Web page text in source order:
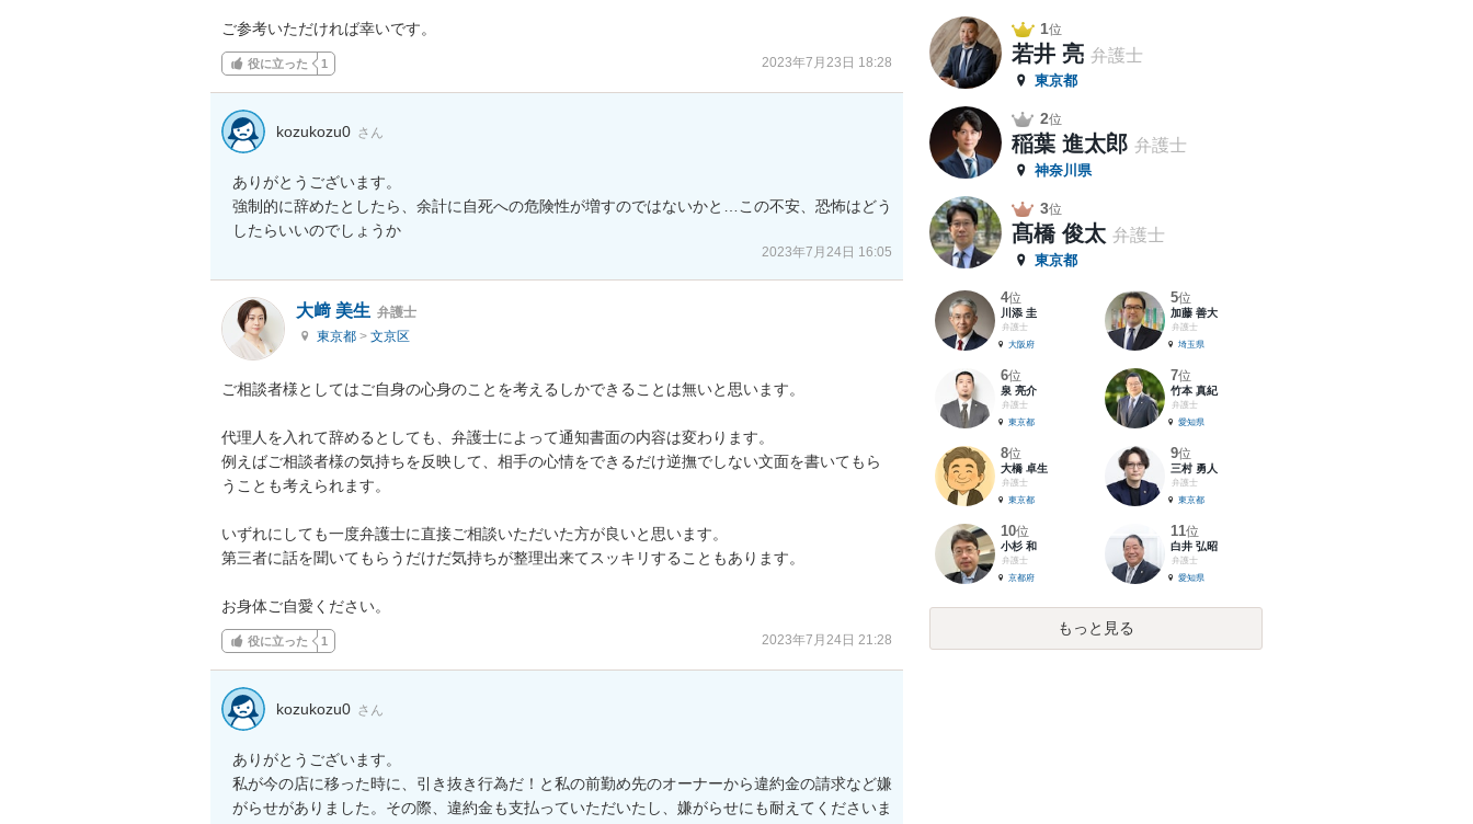
ご参考いただければ幸いです。
役に立った 1 2023年7月23日 18:28
kozukozu0 さん
ありがとうございます。
強制的に辞めたとしたら、余計に自死への危険性が増すのではないかと…この不安、恐怖はどう
したらいいのでしょうか
2023年7月24日 16:05
大﨑 美生 弁護士
東京都 > 文京区
ご相談者様としてはご自身の心身のことを考えるしかできることは無いと思います。
代理人を入れて辞めるとしても、弁護士によって通知書面の内容は変わります。
例えばご相談者様の気持ちを反映して、相手の心情をできるだけ逆撫でしない文面を書いてもら
うことも考えられます。
いずれにしても一度弁護士に直接ご相談いただいた方が良いと思います。
第三者に話を聞いてもらうだけだ気持ちが整理出来てスッキリすることもあります。
お身体ご自愛ください。
役に立った 1 2023年7月24日 21:28
kozukozu0 さん
ありがとうございます。
私が今の店に移った時に、引き抜き行為だ！と私の前勤め先のオーナーから違約金の請求など嫌
がらせがありました。その際、違約金も支払っていただいたし、嫌がらせにも耐えてくださいま
1位
若井 亮 弁護士
東京都
2位
稲葉 進太郎 弁護士
神奈川県
3位
髙橋 俊太 弁護士
東京都
4位
川添 圭
弁護士
大阪府
5位
加藤 善大
弁護士
埼玉県
6位
泉 亮介
弁護士
東京都
7位
竹本 真紀
弁護士
愛知県
8位
大橋 卓生
弁護士
東京都
9位
三村 勇人
弁護士
東京都
10位
小杉 和
弁護士
京都府
11位
白井 弘昭
弁護士
愛知県
もっと見る